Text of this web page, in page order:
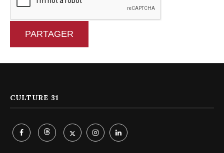
PARTAGER
CULTURE 31